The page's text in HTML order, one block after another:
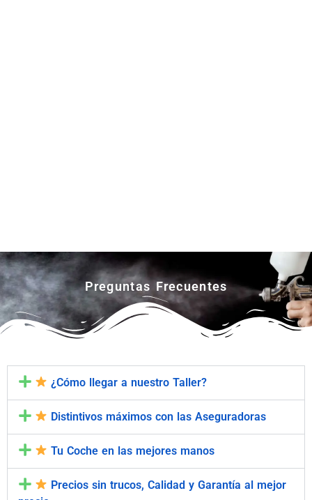
Preguntas Frecuentes
¿Cómo llegar a nuestro Taller?
Distintivos máximos con las Aseguradoras
Tu Coche en las mejores manos
Precios sin trucos, Calidad y Garantía al mejor